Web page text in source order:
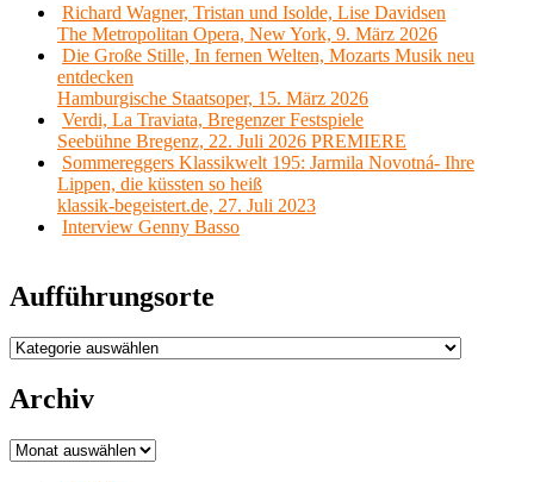
Richard Wagner, Tristan und Isolde, Lise Davidsen
The Metropolitan Opera, New York, 9. März 2026
Die Große Stille, In fernen Welten, Mozarts Musik neu
entdecken
Hamburgische Staatsoper, 15. März 2026
Verdi, La Traviata, Bregenzer Festspiele
Seebühne Bregenz, 22. Juli 2026 PREMIERE
Sommereggers Klassikwelt 195: Jarmila Novotná- Ihre
Lippen, die küssten so heiß
klassik-begeistert.de, 27. Juli 2023
Interview Genny Basso
Aufführungsorte
Aufführungsorte
Archiv
Archiv